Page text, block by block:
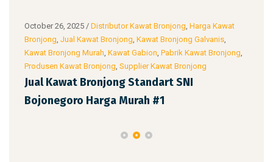
October 26, 2025 / Distributor Kawat Bronjong Harga Kawat
Bronjong Jual Kawat Bronjong Kawat Bronjong Galvanis
Kawat Bronjong Murah Kawat Gabion Pabrik Kawat Bronjong
Produsen Kawat Bronjong Supplier Kawat Bronjong
Jual Kawat Bronjong Standart SNI
Bojonegoro Harga Murah #1